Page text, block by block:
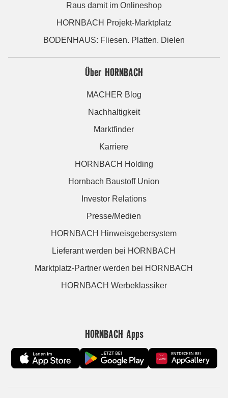
Raus damit im Onlineshop
HORNBACH Projekt-Marktplatz
BODENHAUS: Fliesen. Platten. Dielen
Über HORNBACH
MACHER Blog
Nachhaltigkeit
Marktfinder
Karriere
HORNBACH Holding
Hornbach Baustoff Union
Investor Relations
Presse/Medien
HORNBACH Hinweisgebersystem
Lieferant werden bei HORNBACH
Marktplatz-Partner werden bei HORNBACH
HORNBACH Werbeklassiker
HORNBACH Apps